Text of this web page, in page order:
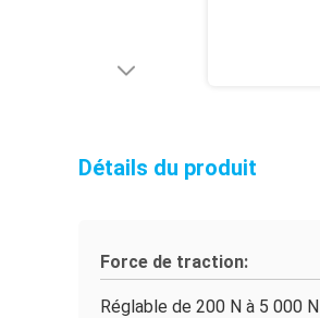
Détails du produit
Force de traction:
Réglable de 200 N à 5 000 N